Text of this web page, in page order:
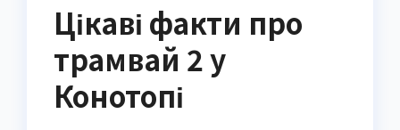
Цікаві факти про
трамвай 2 у
Конотопі